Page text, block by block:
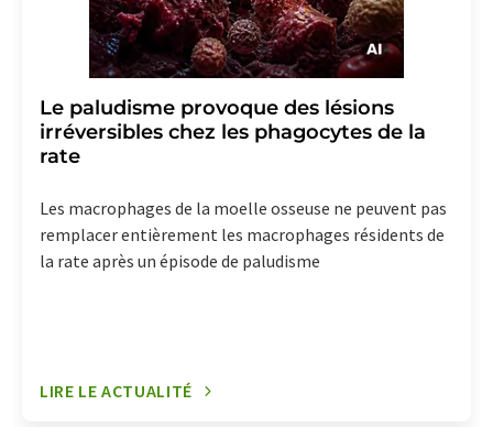
Le paludisme provoque des lésions
irréversibles chez les phagocytes de la
rate
Les macrophages de la moelle osseuse ne peuvent pas
remplacer entièrement les macrophages résidents de
la rate après un épisode de paludisme
LIRE LE ACTUALITÉ